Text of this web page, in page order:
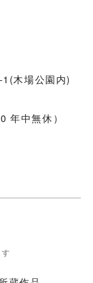
木場公園内)
年中無休）